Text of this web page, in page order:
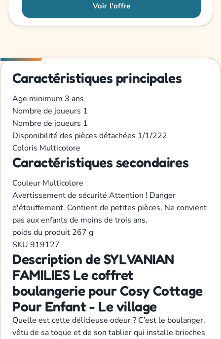
Voir l'offre
Caractéristiques principales
Age minimum 3 ans
Nombre de joueurs 1
Nombre de joueurs 1
Disponibilité des pièces détachées 1/1/222
Coloris Multicolore
Caractéristiques secondaires
Couleur Multicolore
Avertissement de sécurité Attention ! Danger
d'étouffement. Contient de petites pièces. Ne convient
pas aux enfants de moins de trois ans.
poids du produit 267 g
SKU 919127
Description de SYLVANIAN
FAMILIES Le coffret
boulangerie pour Cosy Cottage
Pour Enfant - Le village
Quelle est cette délicieuse odeur ? C’est le boulanger,
vêtu de sa toque et de son tablier qui installe brioches